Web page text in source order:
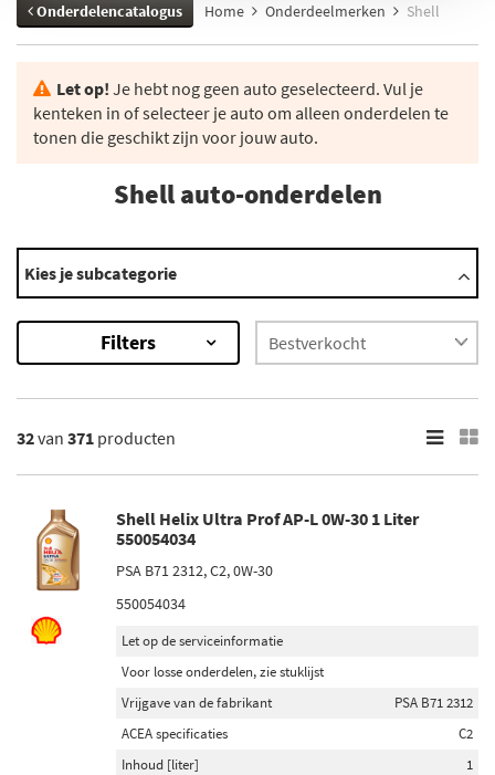
Onderdelencatalogus Home Onderdeelmerken Shell
Let op! Je hebt nog geen auto geselecteerd. Vul je
kenteken in of selecteer je auto om alleen onderdelen te
tonen die geschikt zijn voor jouw auto.
Shell auto-onderdelen
Categorieën
Cardan olie
Motorolie
Remvloeistof
Stuurbekrachtigingsolie
Versnellingsbak olie
371Resultaten
Categorieën
Motorolie (231)
Versnellingsbakolie (99)
Smeer gereedschap (35)
Stuurbekrachtigingsolie (28)
Cardan olie (Differentieel) (7)
Kies je subcategorie
Filters
32van 371 producten
Shell Helix Ultra Prof AP-L 0W-30 1 Liter
550054034
PSA B71 2312, C2, 0W-30
550054034
Let op de serviceinformatie
Voor losse onderdelen, zie stuklijst
Vrijgave van de fabrikant
PSA B71 2312
ACEA specificaties
C2
Inhoud [liter]
1